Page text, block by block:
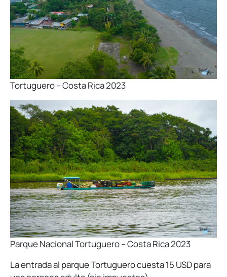
Tortuguero – Costa Rica 2023
Parque Nacional Tortuguero – Costa Rica 2023
La entrada al parque Tortuguero cuesta 15 USD para